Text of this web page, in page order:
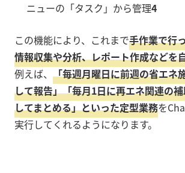
ニューの「タスク」から管理4
この機能により、これまで手作業で行
情報収集や分析、レポート作成などを
例えば、 「毎週月曜日に前週の省エネ
して報告」「毎月1日に再エネ関連の
してまとめる」といった定型業務を
実行してくれるようになります。